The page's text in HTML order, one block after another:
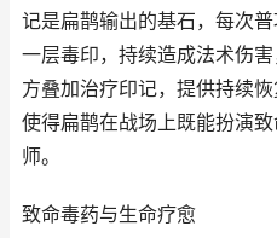
记是扁鹊输出的基石，每次
一层毒印，持续造成法术伤
方叠加治疗印记，提供持续
使得扁鹊在战场上既能扮演
师。
致命毒药与生命疗愈